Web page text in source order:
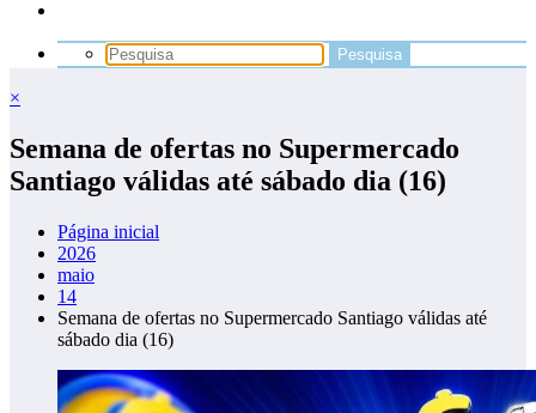
×
Semana de ofertas no Supermercado
Santiago válidas até sábado dia (16)
Página inicial
2026
maio
14
Semana de ofertas no Supermercado Santiago válidas até
sábado dia (16)